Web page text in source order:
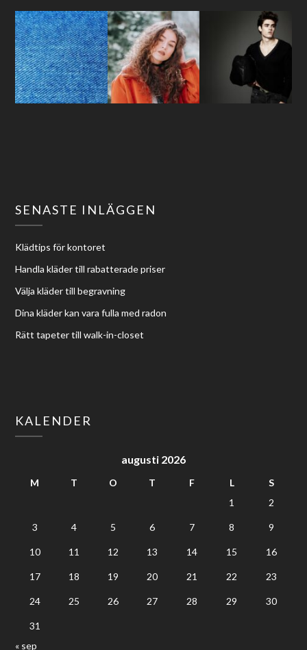
SENASTE INLÄGGEN
Klädtips för kontoret
Handla kläder till rabatterade priser
Välja kläder till begravning
Dina kläder kan vara fulla med radon
Rätt tapeter till walk-in-closet
KALENDER
augusti 2026
M T O T F L
S
1
2
3 4 5 6 7 8 9
10 11 12 13 14 15 16
17 18 19 20 21 22 23
24 25 26 27 28 29 30
31
« sep